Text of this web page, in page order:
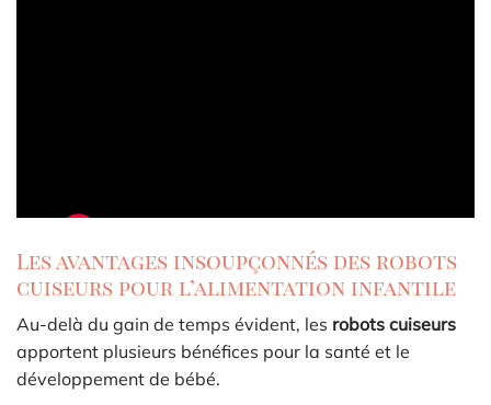
Les avantages insoupçonnés des robots
cuiseurs pour l’alimentation infantile
Au-delà du gain de temps évident, les robots cuiseurs
apportent plusieurs bénéfices pour la santé et le
développement de bébé.